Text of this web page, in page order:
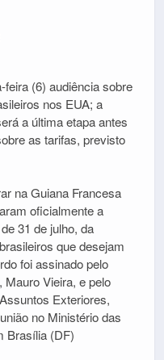
(6) audiência sobre
nos EUA; a
a última etapa antes
as tarifas, previsto
na Guiana Francesa
oficialmente a
31 de julho, da
que desejam
foi assinado pelo
Vieira, e pelo
Exteriores,
no Ministério das
Brasília (DF)